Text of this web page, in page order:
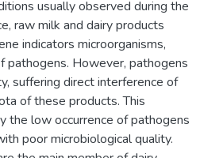
usually observed during the
raw milk and dairy products
indicators microorganisms,
pathogens. However, pathogens
suffering direct interference of
of these products. This
the low occurrence of pathogens
poor microbiological quality.